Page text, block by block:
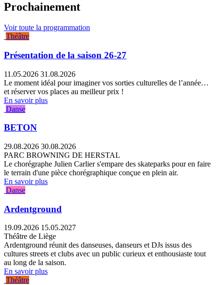
Prochainement
Voir toute la programmation
Théâtre
Présentation de la saison 26-27
11.05.2026 31.08.2026
Le moment idéal pour imaginer vos sorties culturelles de l’année…
et réserver vos places au meilleur prix !
En savoir plus
Danse
BETON
29.08.2026 30.08.2026
PARC BROWNING DE HERSTAL
Le chorégraphe Julien Carlier s'empare des skateparks pour en faire
le terrain d'une pièce chorégraphique conçue en plein air.
En savoir plus
Danse
Ardentground
19.09.2026 15.05.2027
Théâtre de Liège
Ardentground réunit des danseuses, danseurs et DJs issus des
cultures streets et clubs avec un public curieux et enthousiaste tout
au long de la saison.
En savoir plus
Théâtre